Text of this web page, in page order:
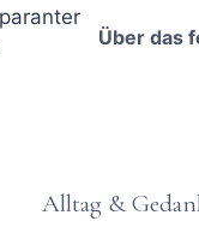
Über das
Alltag &